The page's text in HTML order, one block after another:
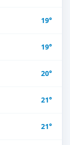
19°
19°
20°
21°
21°